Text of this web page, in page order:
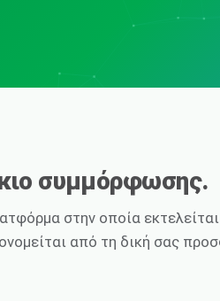
συμμόρφωσης.
στην οποία
από τη δική σας